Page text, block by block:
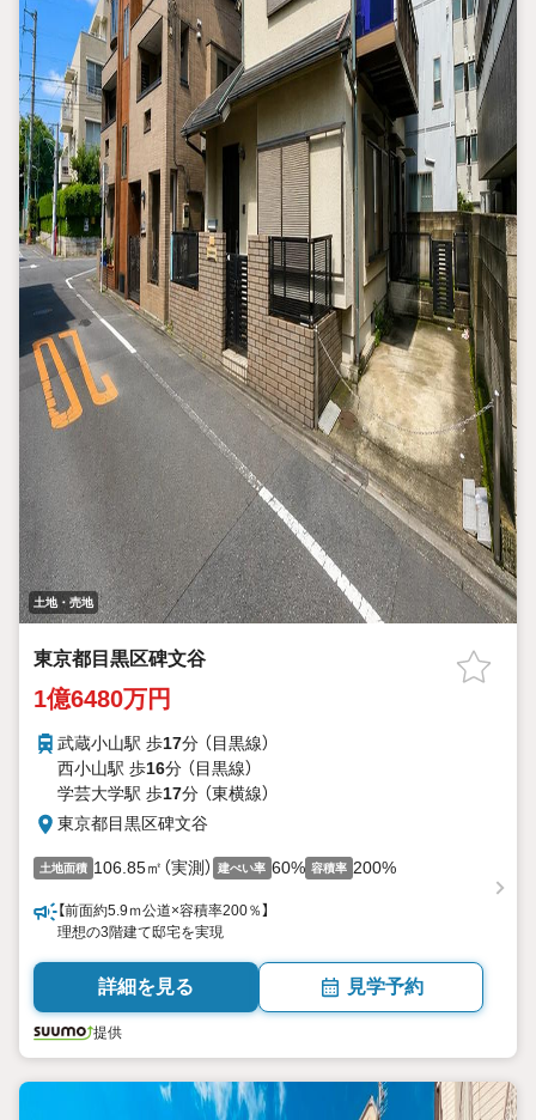
土地・売地
東京都目黒区碑文谷
1億6480万円
武蔵小山駅 歩17分 （目黒線）
西小山駅 歩16分 （目黒線）
学芸大学駅 歩17分 （東横線）
東京都目黒区碑文谷
土地面積 106.85㎡（実測） 建ぺい率 60% 容積率 200%
【前面約5.9ｍ公道×容積率200％】
理想の3階建て邸宅を実現
詳細を見る 見学予約
提供